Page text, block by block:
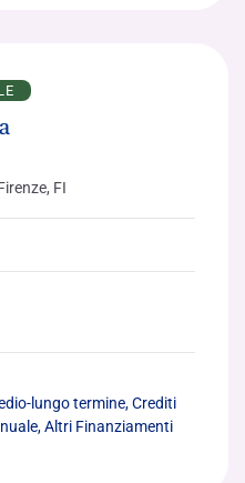
FI
lungo termine, Crediti
Altri Finanziamenti